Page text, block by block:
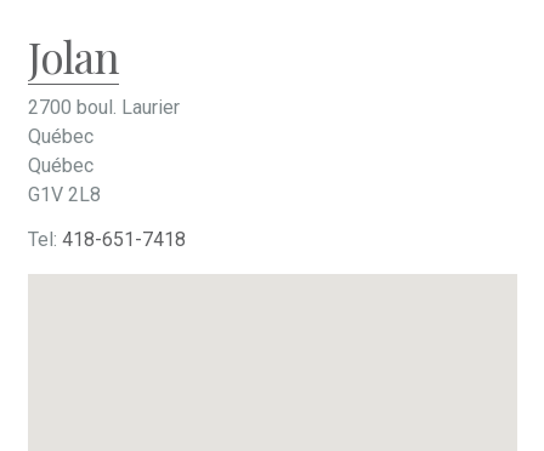
Jolan
2700 boul. Laurier
Québec
Québec
G1V 2L8
Tel: 418-651-7418